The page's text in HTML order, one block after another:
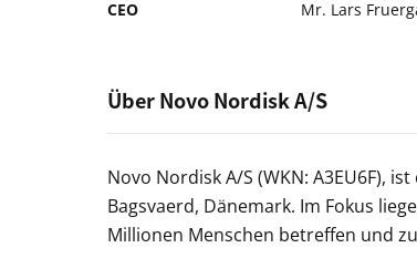
CEO Mr. Lars
Über Novo Nordisk A/S
Novo Nordisk A/S (WKN: A3EU6F),
Bagsvaerd, Dänemark. Im Fokus
Millionen Menschen betreffen und